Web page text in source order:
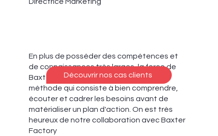
En plus de posséder des compétences et
de connaissances très larges, la force de
Baxter Factory réside selon moi dans la
méthode qui consiste à bien comprendre,
écouter et cadrer les besoins avant de
matérialiser un plan d'action. On est très
heureux de notre collaboration avec Baxter
Factory
Découvrir nos cas clients